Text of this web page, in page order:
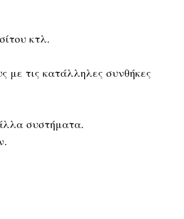
κτλ.
με τις κατάλληλες συνθήκες
συστήματα.